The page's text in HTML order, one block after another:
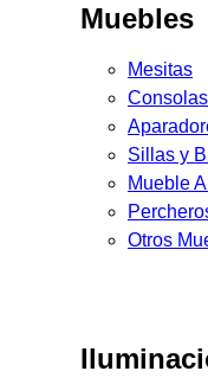
Muebles
Mesitas
Consolas
Sillas y
Mueble
Otros